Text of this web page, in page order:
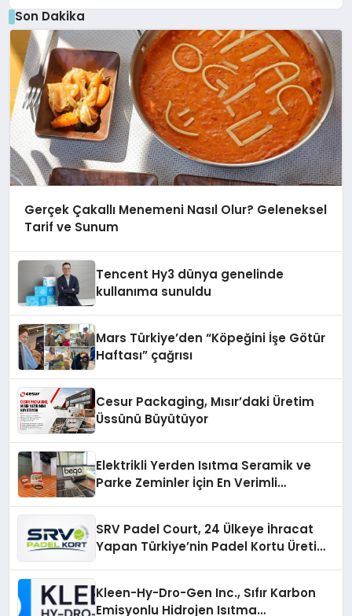
Son Dakika
Gerçek Çakallı Menemeni Nasıl Olur? Geleneksel
Tarif ve Sunum
Tencent Hy3 dünya genelinde
kullanıma sunuldu
Mars Türkiye’den “Köpeğini İşe Götür
Haftası” çağrısı
Cesur Packaging, Mısır’daki Üretim
Üssünü Büyütüyor
Elektrikli Yerden Isıtma Seramik ve
Parke Zeminler İçin En Verimli
SRV Padel Court, 24 Ülkeye İhracat
Yapan Türkiye’nin Padel Kortu Üretim
Kleen-Hy-Dro-Gen Inc., Sıfır Karbon
Emisyonlu Hidrojen Isıtma